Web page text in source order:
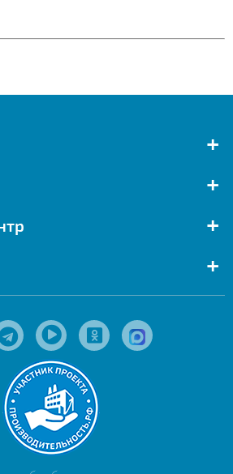
+
+
+
+